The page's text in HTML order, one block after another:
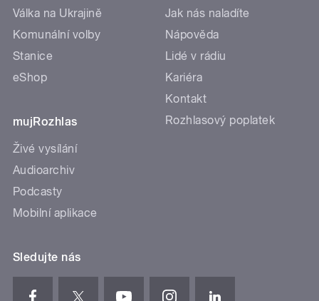
Válka na Ukrajině
Komunální volby
Stanice
eShop
mujRozhlas
Živé vysílání
Audioarchiv
Podcasty
Mobilní aplikace
Jak nás naladíte
Nápověda
Lidé v rádiu
Kariéra
Kontakt
Rozhlasový poplatek
Sledujte nás